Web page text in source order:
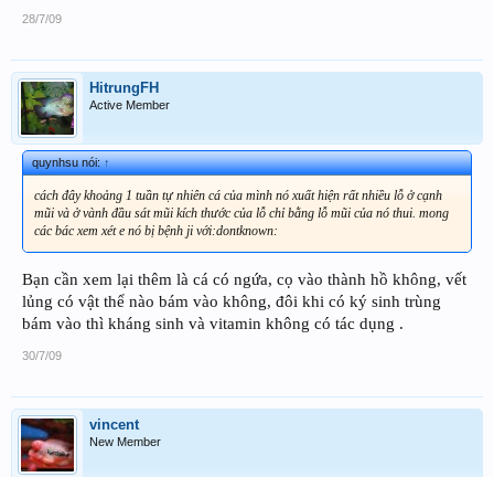
28/7/09
HitrungFH
Active Member
quynhsu nói:↑
cách đây khoảng 1 tuần tự nhiên cá của mình nó xuất hiện rất nhiều lỗ ở cạnh
mũi và ở vành đầu sát mũi kích thước của lỗ chỉ bằng lỗ mũi của nó thui. mong
các bác xem xét e nó bị bệnh ji với:dontknown:
Bạn cần xem lại thêm là cá có ngứa, cọ vào thành hồ không, vết
lủng có vật thể nào bám vào không, đôi khi có ký sinh trùng
bám vào thì kháng sinh và vitamin không có tác dụng .
30/7/09
vincent
New Member